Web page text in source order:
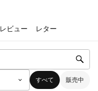
レビュー レター
すべて 販売中